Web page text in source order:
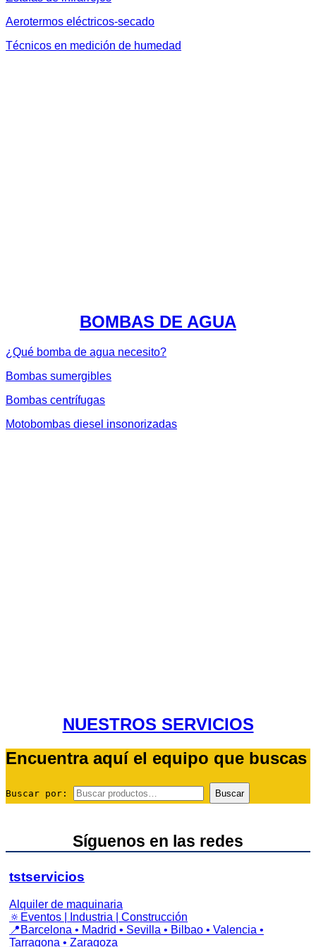
Aerotermos eléctricos-secado
Técnicos en medición de humedad
BOMBAS DE AGUA
¿Qué bomba de agua necesito?
Bombas sumergibles
Bombas centrífugas
Motobombas diesel insonorizadas
NUESTROS SERVICIOS
Encuentra aquí el equipo que buscas
Buscar por: Buscar
Síguenos en las redes
tstservicios
Alquiler de maquinaria
🔅Eventos | Industria | Construcción
📍Barcelona • Madrid • Sevilla • Bilbao • Valencia •
Tarragona • Zaragoza